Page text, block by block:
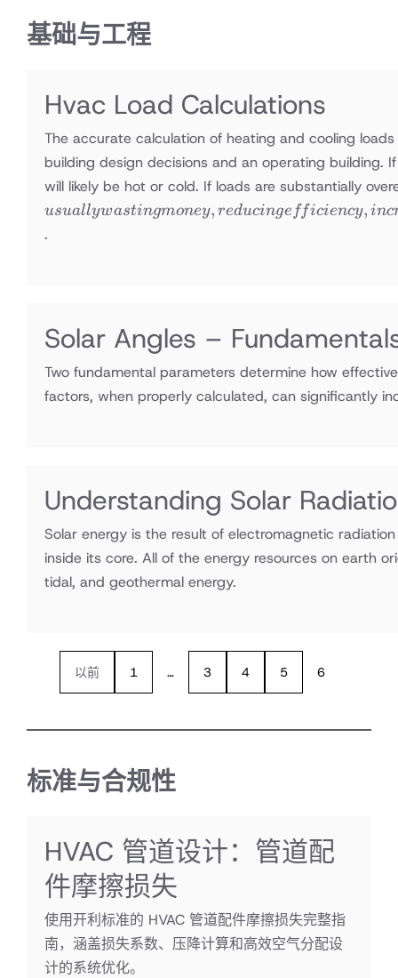
基础与工程
Hvac Load Calculations
The accurate calculation of heating and cooling
building design decisions and an operating building.
will likely be hot or cold. If loads are substantially
usuallywastingmoney, reducinge fficiency, in
.
Solar Angles –
Two fundamental parameters determine how
factors, when properly calculated, can significantly
Understanding Solar
Solar energy is the result of electromagnetic
inside its core. All of the energy resources on earth
tidal, and geothermal energy.
以前 1 … 3 4 5 6
标准与合规性
HVAC 管道设计：管道配
件摩擦损失
使用开利标准的 HVAC 管道配件摩擦损失完整指
南，涵盖损失系数、压降计算和高效空气分配设
计的系统优化。